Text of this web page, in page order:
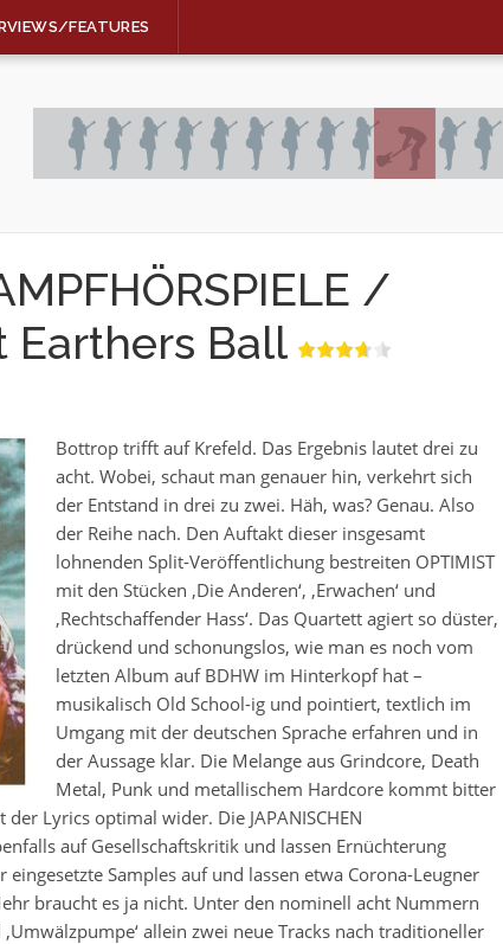
FEATURES
/
Earthers Ball
Bottrop trifft auf Krefeld. Das Ergebnis lautet drei zu
acht. Wobei, schaut man genauer hin, verkehrt sich
der Entstand in drei zu zwei. Häh, was? Genau. Also
der Reihe nach. Den Auftakt dieser insgesamt
lohnenden Split-Veröffentlichung bestreiten OPTIMIST
mit den Stücken ‚Die Anderen‘, ‚Erwachen‘ und
‚Rechtschaffender Hass‘. Das Quartett agiert so düster,
drückend und schonungslos, wie man es noch vom
letzten Album auf BDHW im Hinterkopf hat –
musikalisch Old School-ig und pointiert, textlich im
Umgang mit der deutschen Sprache erfahren und in
der Aussage klar. Die Melange aus Grindcore, Death
Metal, Punk und metallischem Hardcore kommt bitter
Lyrics optimal wider. Die JAPANISCHEN
auf Gesellschaftskritik und lassen Ernüchterung
Samples auf und lassen etwa Corona-Leugner
braucht es ja nicht. Unter den nominell acht Nummern
allein zwei neue Tracks nach traditioneller